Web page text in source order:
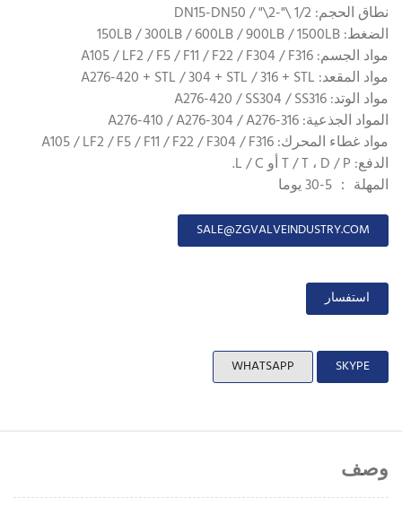
نطاق الحجم: 1/2 \"-2\" / DN15-DN50
الضغط: 150LB / 300LB / 600LB / 900LB / 1500LB
مواد الجسم: A105 / LF2 / F5 / F11 / F22 / F304 / F316
مواد المقعد: A276-420 + STL / 304 + STL / 316 + STL
مواد الوتد: A276-420 / SS304 / SS316
المواد الجذعية: A276-410 / A276-304 / A276-316
مواد غطاء المحرك: A105 / LF2 / F5 / F11 / F22 / F304 / F316
الدفع: T / T ، D / P أو L / C.
المهلة ： 5-30 يوما
SALE@ZGVALVEINDUSTRY.COM
استفسار
SKYPE
WHATSAPP
وصف